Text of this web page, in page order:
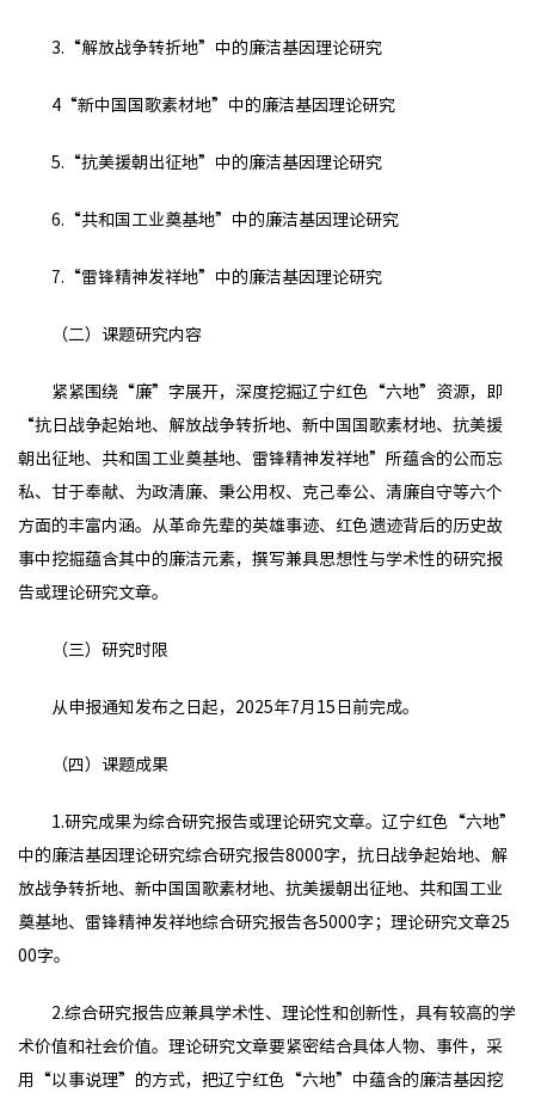
3.“解放战争转折地”中的廉洁基因理论研究
4“新中国国歌素材地”中的廉洁基因理论研究
5.“抗美援朝出征地”中的廉洁基因理论研究
6.“共和国工业奠基地”中的廉洁基因理论研究
7.“雷锋精神发祥地”中的廉洁基因理论研究
（二）课题研究内容
紧紧围绕“廉”字展开，深度挖掘辽宁红色“六地”资源，即
“抗日战争起始地、解放战争转折地、新中国国歌素材地、抗美援
朝出征地、共和国工业奠基地、雷锋精神发祥地”所蕴含的公而忘
私、甘于奉献、为政清廉、秉公用权、克己奉公、清廉自守等六个
方面的丰富内涵。从革命先辈的英雄事迹、红色遗迹背后的历史故
事中挖掘蕴含其中的廉洁元素，撰写兼具思想性与学术性的研究报
告或理论研究文章。
（三）研究时限
从申报通知发布之日起，2025年7月15日前完成。
（四）课题成果
1.研究成果为综合研究报告或理论研究文章。辽宁红色“六地”
中的廉洁基因理论研究综合研究报告8000字，抗日战争起始地、解
放战争转折地、新中国国歌素材地、抗美援朝出征地、共和国工业
奠基地、雷锋精神发祥地综合研究报告各5000字；理论研究文章25
00字。
2.综合研究报告应兼具学术性、理论性和创新性，具有较高的学
术价值和社会价值。理论研究文章要紧密结合具体人物、事件，采
用“以事说理”的方式，把辽宁红色“六地”中蕴含的廉洁基因挖